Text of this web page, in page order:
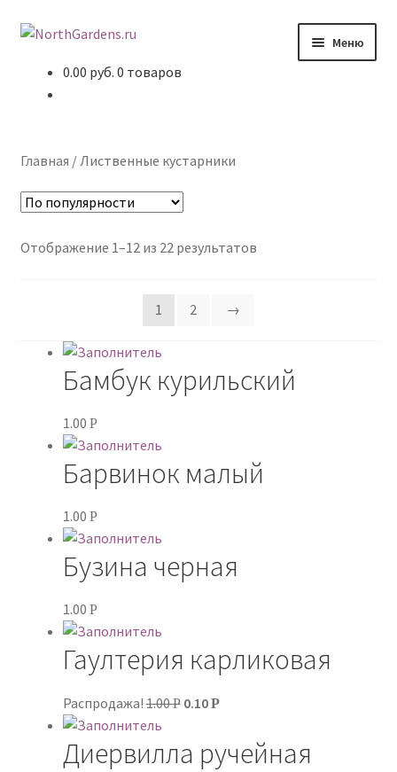
Перейти к навигации
Перейти к содержимому Меню
Мой аккаунт
Политика конфиденциальности
0.00 руб. 0 товаров
Главная / Лиственные кустарники
Отображение 1–12 из 22 результатов
1 2 →
Бамбук курильский
1.00 Р
Барвинок малый
1.00 Р
Бузина черная
1.00 Р
Гаултерия карликовая
Распродажа!1.00Р 0.10Р
Диервилла ручейная